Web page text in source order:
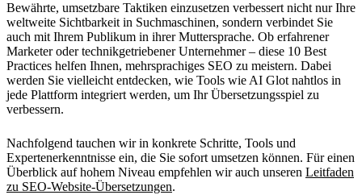
Bewährte, umsetzbare Taktiken einzusetzen verbessert nicht nur Ihre
weltweite Sichtbarkeit in Suchmaschinen, sondern verbindet Sie
auch mit Ihrem Publikum in ihrer Muttersprache. Ob erfahrener
Marketer oder technikgetriebener Unternehmer – diese 10 Best
Practices helfen Ihnen, mehrsprachiges SEO zu meistern. Dabei
werden Sie vielleicht entdecken, wie Tools wie AI Glot nahtlos in
jede Plattform integriert werden, um Ihr Übersetzungsspiel zu
verbessern.
Nachfolgend tauchen wir in konkrete Schritte, Tools und
Expertenerkenntnisse ein, die Sie sofort umsetzen können. Für einen
Überblick auf hohem Niveau empfehlen wir auch unseren Leitfaden
zu SEO-Website-Übersetzungen.